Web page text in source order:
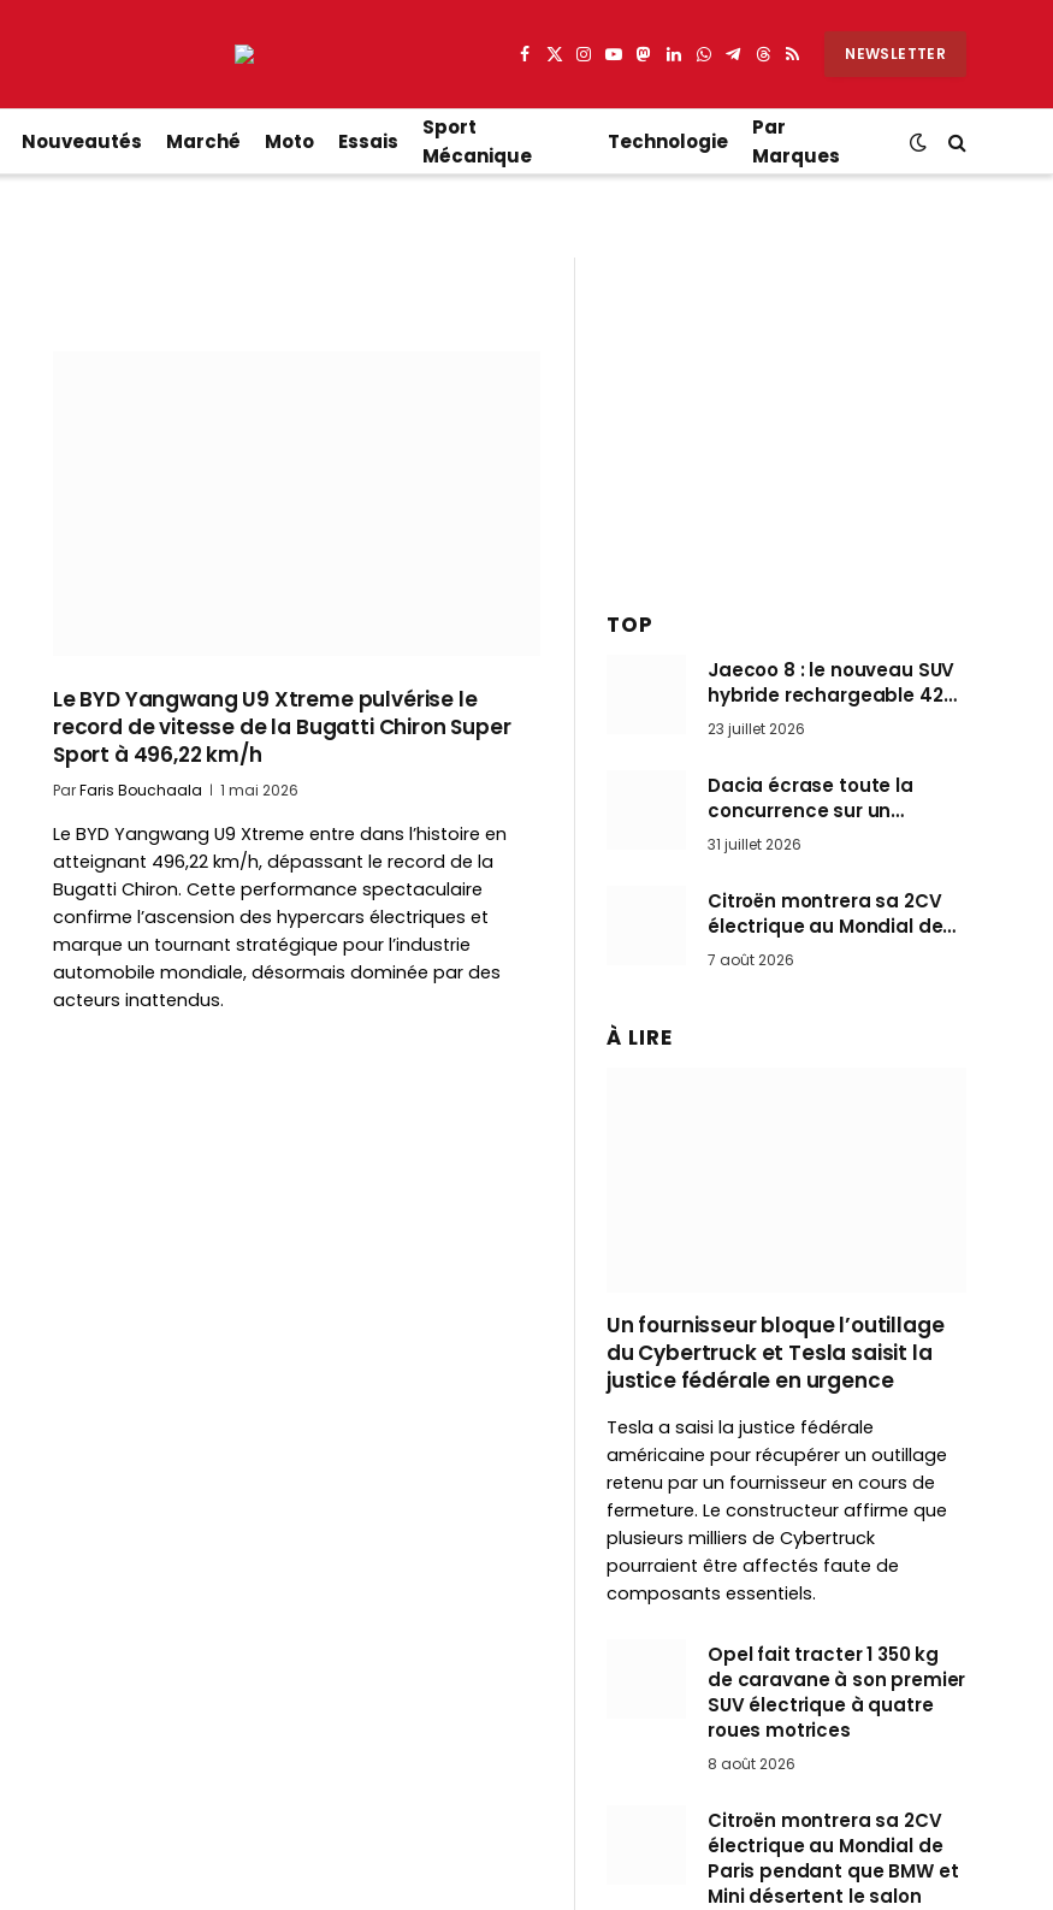
Facebook
X
Instagram
YouTube
Mastodon
LinkedIn
WhatsApp
Partager
Telegram
Threads
RSS NEWSLETTER
Nouveautés Marché Moto Essais
Sport
Mécanique
Technologie
Par
Marques
Le BYD Yangwang U9 Xtreme pulvérise le
record de vitesse de la Bugatti Chiron Super
Sport à 496,22 km/h
ParFaris Bouchaala 1 mai 2026
Le BYD Yangwang U9 Xtreme entre dans l’histoire en
atteignant 496,22 km/h, dépassant le record de la
Bugatti Chiron. Cette performance spectaculaire
confirme l’ascension des hypercars électriques et
marque un tournant stratégique pour l’industrie
automobile mondiale, désormais dominée par des
acteurs inattendus.
TOP
Jaecoo 8 : le nouveau SUV
hybride rechargeable 428
ch qui vise l’Audi Q7 arrive
en Europe cet automne
23 juillet 2026
Dacia écrase toute la
concurrence sur un
marché où personne ne
l’attendait
31 juillet 2026
Citroën montrera sa 2CV
électrique au Mondial de
Paris pendant que BMW et
7 août 2026
À LIRE
Un fournisseur bloque l’outillage
du Cybertruck et Tesla saisit la
justice fédérale en urgence
Tesla a saisi la justice fédérale
américaine pour récupérer un outillage
retenu par un fournisseur en cours de
fermeture. Le constructeur affirme que
plusieurs milliers de Cybertruck
pourraient être affectés faute de
composants essentiels.
Opel fait tracter 1 350 kg
de caravane à son premier
SUV électrique à quatre
roues motrices
8 août 2026
Citroën montrera sa 2CV
électrique au Mondial de
Paris pendant que BMW et
Mini désertent le salon